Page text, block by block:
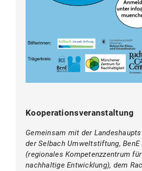
Kooperationsveranstaltung
Gemeinsam mit der
der Selbach Umweltstiftung, BenE
(regionales Kompetenzzentrum
nachhaltige Entwicklung), dem